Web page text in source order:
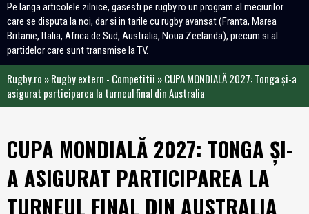
Pe langa articolele zilnice, gasesti pe rugby.ro un program al meciurilor
care se disputa la noi, dar si in tarile cu rugby avansat (Franta, Marea
Britanie, Italia, Africa de Sud, Australia, Noua Zeelanda), precum si al
partidelor care sunt transmise la TV.
Rugby.ro »Rugby extern - Competitii »CUPA MONDIALĂ 2027: Tonga și-a
asigurat participarea la turneul final din Australia
CUPA MONDIALĂ 2027: TONGA ȘI-
A ASIGURAT PARTICIPAREA LA
TURNEUL FINAL DIN AUSTRALIA